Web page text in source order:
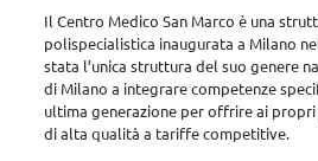
Il Centro Medico San Marco è una
polispecialistica inaugurata a Milano
stata l’unica struttura del suo genere
di Milano a integrare competenze
ultima generazione per offrire ai
di alta qualità a tariffe competitive.